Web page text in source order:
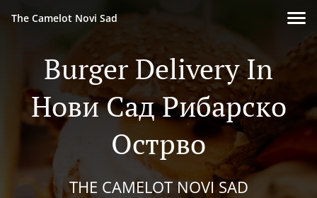
The Camelot Novi Sad
Burger Delivery In
Нови Сад Рибарско
Острво
THE CAMELOT NOVI SAD